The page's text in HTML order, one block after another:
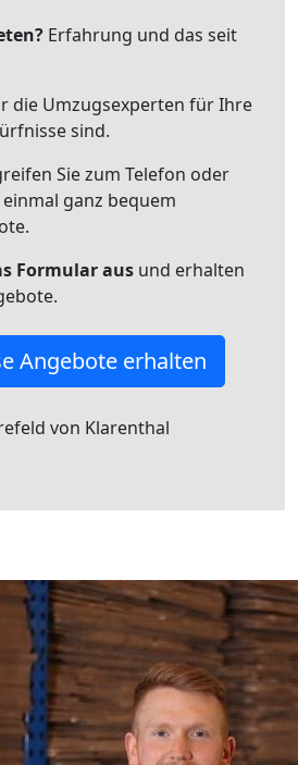
Erfahrung und das seit
die Umzugsexperten für Ihre
sind.
Sie zum Telefon oder
ganz bequem
Formular aus und erhalten
Angebote erhalten